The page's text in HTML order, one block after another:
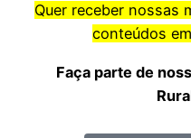
Quer receber nossas
conteúdos
Faça parte de